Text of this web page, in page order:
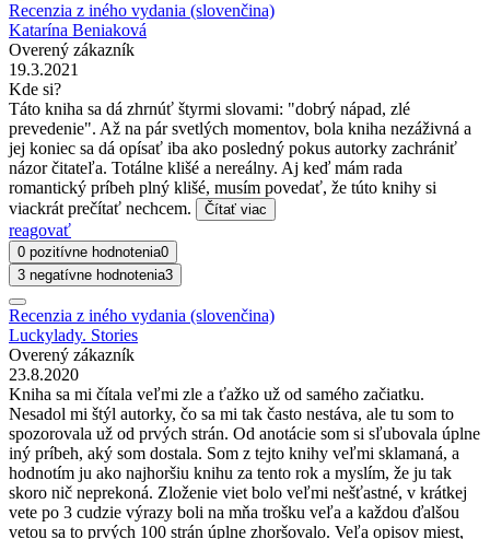
Recenzia z iného vydania (slovenčina)
Katarína Beniaková
Overený zákazník
19.3.2021
Kde si?
Táto kniha sa dá zhrnúť štyrmi slovami: "dobrý nápad, zlé
prevedenie". Až na pár svetlých momentov, bola kniha nezáživná a
jej koniec sa dá opísať iba ako posledný pokus autorky zachrániť
názor čitateľa. Totálne klišé a nereálny. Aj keď mám rada
romantický príbeh plný klišé, musím povedať, že túto knihy si
viackrát prečítať nechcem.
Čítať viac
reagovať
0 pozitívne hodnotenia0
3 negatívne hodnotenia3
Recenzia z iného vydania (slovenčina)
Luckylady. Stories
Overený zákazník
23.8.2020
Kniha sa mi čítala veľmi zle a ťažko už od samého začiatku.
Nesadol mi štýl autorky, čo sa mi tak často nestáva, ale tu som to
spozorovala už od prvých strán. Od anotácie som si sľubovala úplne
iný príbeh, aký som dostala. Som z tejto knihy veľmi sklamaná, a
hodnotím ju ako najhoršiu knihu za tento rok a myslím, že ju tak
skoro nič neprekoná. Zloženie viet bolo veľmi nešťastné, v krátkej
vete po 3 cudzie výrazy boli na mňa trošku veľa a každou ďalšou
vetou sa to prvých 100 strán úplne zhoršovalo. Veľa opisov miest,